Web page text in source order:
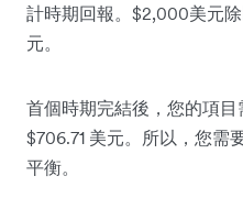
計時期回報。$2,000美元
元。
首個時期完結後，您的項
$706.71 美元。所以，您需
平衡。